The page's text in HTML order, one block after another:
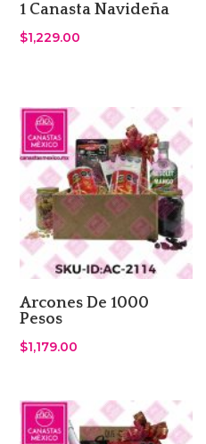
1 Canasta Navideña
$1,229.00
Arcones De 1000
Pesos
$1,179.00